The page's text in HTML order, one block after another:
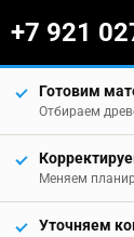
+7 921
Готовим
Отбираем
Меняем
Уточняем